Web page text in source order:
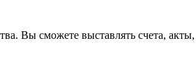
Вы сможете выставлять счета,